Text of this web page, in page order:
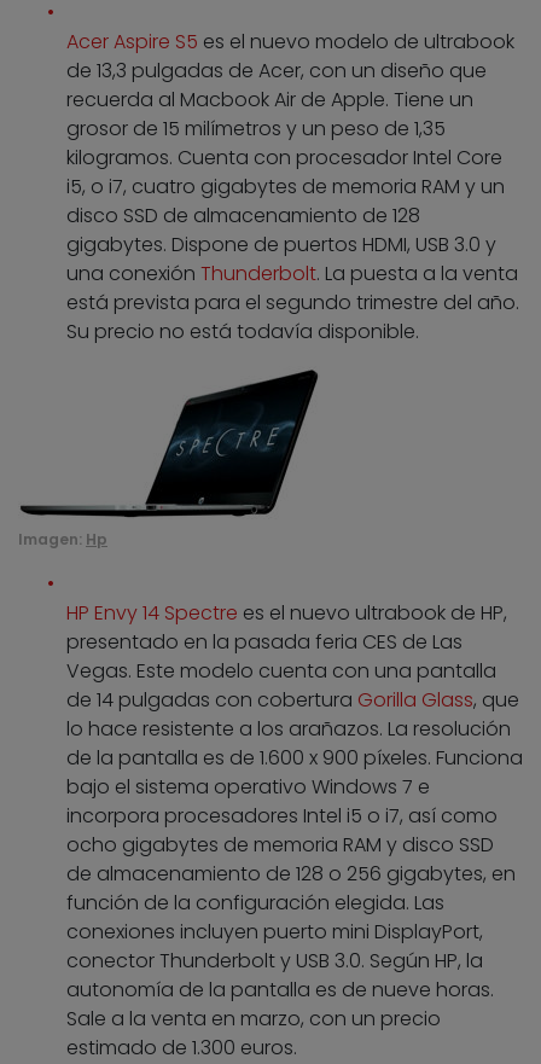
Acer Aspire S5 es el nuevo modelo de ultrabook
de 13,3 pulgadas de Acer, con un diseño que
recuerda al Macbook Air de Apple. Tiene un
grosor de 15 milímetros y un peso de 1,35
kilogramos. Cuenta con procesador Intel Core
i5, o i7, cuatro gigabytes de memoria RAM y un
disco SSD de almacenamiento de 128
gigabytes. Dispone de puertos HDMI, USB 3.0 y
una conexión Thunderbolt. La puesta a la venta
está prevista para el segundo trimestre del año.
Su precio no está todavía disponible.
Imagen: Hp
HP Envy 14 Spectre es el nuevo ultrabook de HP,
presentado en la pasada feria CES de Las
Vegas. Este modelo cuenta con una pantalla
de 14 pulgadas con cobertura Gorilla Glass, que
lo hace resistente a los arañazos. La resolución
de la pantalla es de 1.600 x 900 píxeles. Funciona
bajo el sistema operativo Windows 7 e
incorpora procesadores Intel i5 o i7, así como
ocho gigabytes de memoria RAM y disco SSD
de almacenamiento de 128 o 256 gigabytes, en
función de la configuración elegida. Las
conexiones incluyen puerto mini DisplayPort,
conector Thunderbolt y USB 3.0. Según HP, la
autonomía de la pantalla es de nueve horas.
Sale a la venta en marzo, con un precio
estimado de 1.300 euros.